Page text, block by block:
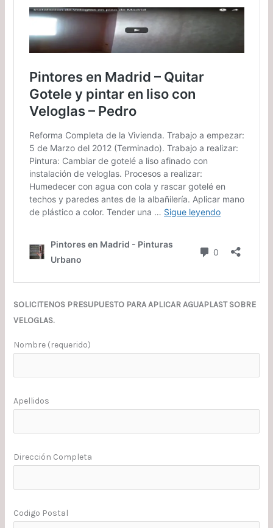
SOLICITENOS PRESUPUESTO PARA APLICAR AGUAPLAST SOBRE
VELOGLAS.
Nombre (requerido)
Apellidos
Dirección Completa
Codigo Postal